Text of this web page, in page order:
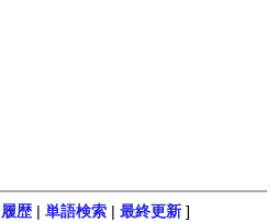
履歴 単語検索 最終更新 ]